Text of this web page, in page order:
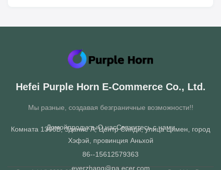
Hefei Purple Horn E-Commerce Co., Ltd.
Мы разные, создавая безграничные возможности!!
ДомойпродуктыО насСвяжитесь с нами
Комната 1306B, Здание A, Центр Синди, улица Цимен, город
Хэфэй, провинция Аньхой
86--15612579363
everzhang@pa.ecer.com